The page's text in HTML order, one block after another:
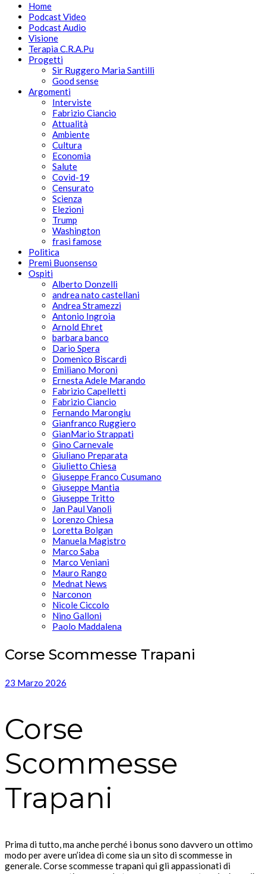
Home
Podcast Video
Podcast Audio
Visione
Terapia C.R.A.Pu
Progetti
Sir Ruggero Maria Santilli
Good sense
Argomenti
Interviste
Fabrizio Ciancio
Attualità
Ambiente
Cultura
Economia
Salute
Covid-19
Censurato
Scienza
Elezioni
Trump
Washington
frasi famose
Politica
Premi Buonsenso
Ospiti
Alberto Donzelli
andrea nato castellani
Andrea Stramezzi
Antonio Ingroia
Arnold Ehret
barbara banco
Dario Spera
Domenico Biscardi
Emiliano Moroni
Ernesta Adele Marando
Fabrizio Capelletti
Fabrizio Ciancio
Fernando Marongiu
Gianfranco Ruggiero
GianMario Strappati
Gino Carnevale
Giuliano Preparata
Giulietto Chiesa
Giuseppe Franco Cusumano
Giuseppe Mantia
Giuseppe Tritto
Jan Paul Vanoli
Lorenzo Chiesa
Loretta Bolgan
Manuela Magistro
Marco Saba
Marco Veniani
Mauro Rango
Mednat News
Narconon
Nicole Ciccolo
Nino Galloni
Paolo Maddalena
Corse Scommesse Trapani
23 Marzo 2026
Corse
Scommesse
Trapani
Prima di tutto, ma anche perché i bonus sono davvero un ottimo
modo per avere un’idea di come sia un sito di scommesse in
generale. Corse scommesse trapani qui gli appassionati di